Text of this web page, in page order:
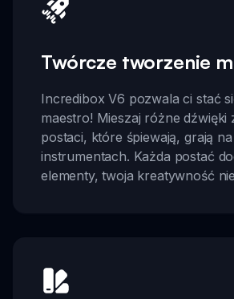
Twórcze tworzenie
Incredibox V6 pozwala ci stać
maestro! Mieszaj różne dźwięki
postaci, które śpiewają, grają
instrumentach. Każda postać
elementy, twoja kreatywność